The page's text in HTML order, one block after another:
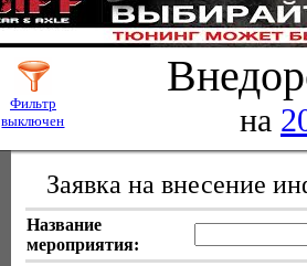
Фильтр
выключен
на
Заявка на внесение
Название
мероприятия: